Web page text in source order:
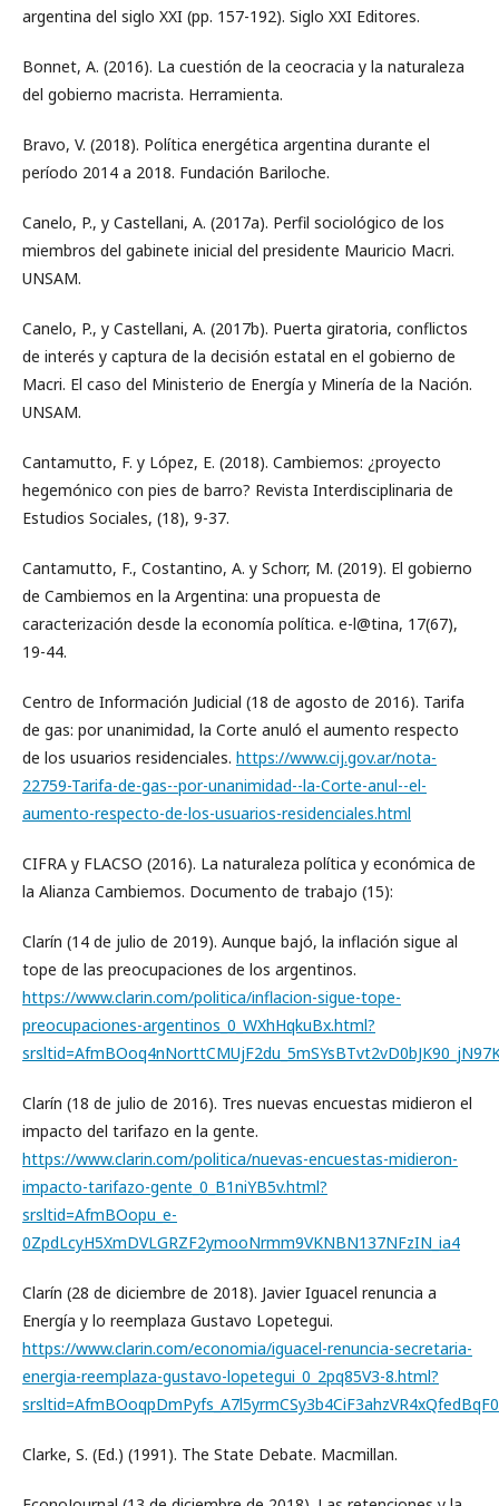
argentina del siglo XXI (pp. 157-192). Siglo XXI Editores.
Bonnet, A. (2016). La cuestión de la ceocracia y la naturaleza
del gobierno macrista. Herramienta.
Bravo, V. (2018). Política energética argentina durante el
período 2014 a 2018. Fundación Bariloche.
Canelo, P., y Castellani, A. (2017a). Perfil sociológico de los
miembros del gabinete inicial del presidente Mauricio Macri.
UNSAM.
Canelo, P., y Castellani, A. (2017b). Puerta giratoria, conflictos
de interés y captura de la decisión estatal en el gobierno de
Macri. El caso del Ministerio de Energía y Minería de la Nación.
UNSAM.
Cantamutto, F. y López, E. (2018). Cambiemos: ¿proyecto
hegemónico con pies de barro? Revista Interdisciplinaria de
Estudios Sociales, (18), 9-37.
Cantamutto, F., Costantino, A. y Schorr, M. (2019). El gobierno
de Cambiemos en la Argentina: una propuesta de
caracterización desde la economía política. e-l@tina, 17(67),
19-44.
Centro de Información Judicial (18 de agosto de 2016). Tarifa
de gas: por unanimidad, la Corte anuló el aumento respecto
de los usuarios residenciales. https://www.cij.gov.ar/nota-
22759-Tarifa-de-gas--por-unanimidad--la-Corte-anul--el-
aumento-respecto-de-los-usuarios-residenciales.html
CIFRA y FLACSO (2016). La naturaleza política y económica de
la Alianza Cambiemos. Documento de trabajo (15):
Clarín (14 de julio de 2019). Aunque bajó, la inflación sigue al
tope de las preocupaciones de los argentinos.
https://www.clarin.com/politica/inflacion-sigue-tope-
preocupaciones-argentinos_0_WXhHqkuBx.html?
Clarín (18 de julio de 2016). Tres nuevas encuestas midieron el
impacto del tarifazo en la gente.
https://www.clarin.com/politica/nuevas-encuestas-midieron-
impacto-tarifazo-gente_0_B1niYB5v.html?
srsltid=AfmBOopu_e-
0ZpdLcyH5XmDVLGRZF2ymooNrmm9VKNBN137NFzIN_ia4
Clarín (28 de diciembre de 2018). Javier Iguacel renuncia a
Energía y lo reemplaza Gustavo Lopetegui.
https://www.clarin.com/economia/iguacel-renuncia-secretaria-
energia-reemplaza-gustavo-lopetegui_0_2pq85V3-8.html?
Clarke, S. (Ed.) (1991). The State Debate. Macmillan.